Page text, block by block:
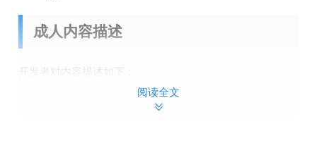
成人内容描述
开发者对内容描述如下：
阅读全文